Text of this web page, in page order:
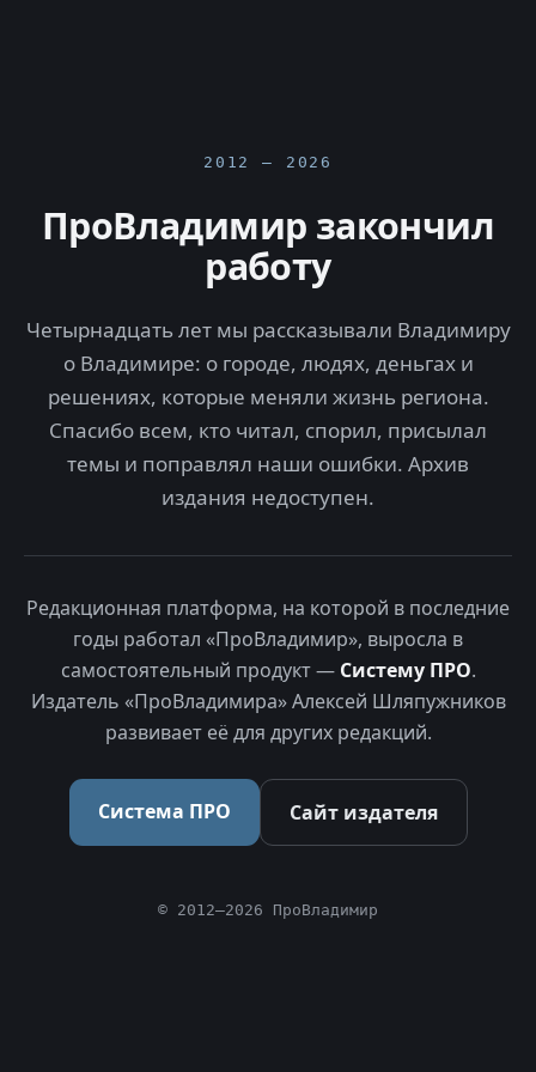
2012 — 2026
ПроВладимир закончил
работу
Четырнадцать лет мы рассказывали Владимиру
о Владимире: о городе, людях, деньгах и
решениях, которые меняли жизнь региона.
Спасибо всем, кто читал, спорил, присылал
темы и поправлял наши ошибки. Архив
издания недоступен.
Редакционная платформа, на которой в последние
годы работал «ПроВладимир», выросла в
самостоятельный продукт — Систему ПРО.
Издатель «ПроВладимира» Алексей Шляпужников
развивает её для других редакций.
Система ПРО Сайт издателя
© 2012–2026 ПроВладимир